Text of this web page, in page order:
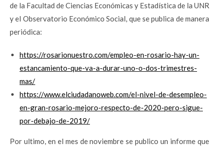
de la Facultad de Ciencias Económicas y Estadística de la UNR
y el Observatorio Económico Social, que se publica de manera
periódica:
https://rosarionuestro.com/empleo-en-rosario-hay-un-
estancamiento-que-va-a-durar-uno-o-dos-trimestres-
mas/
https://www.elciudadanoweb.com/el-nivel-de-desempleo-
en-gran-rosario-mejoro-respecto-de-2020-pero-sigue-
por-debajo-de-2019/
Por ultimo, en el mes de noviembre se publico un informe que